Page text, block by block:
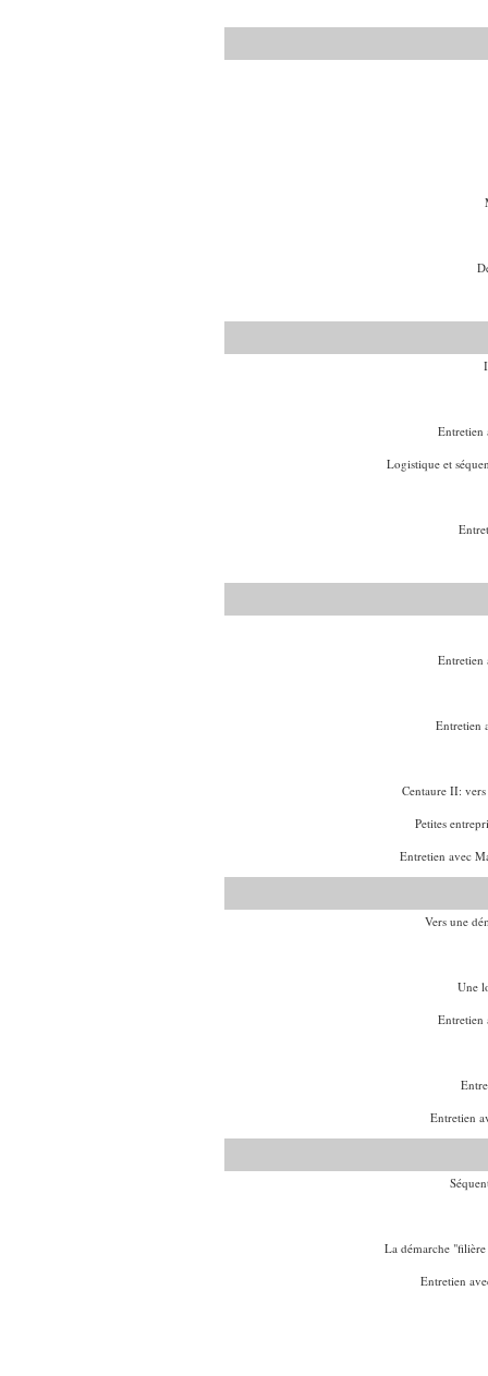
Entretien
Logistique et
Entretien
Entretien
Centaure II:
Petites
Entretien avec
Vers une
Une
Entretien
Entretien
La démarche
Entretien